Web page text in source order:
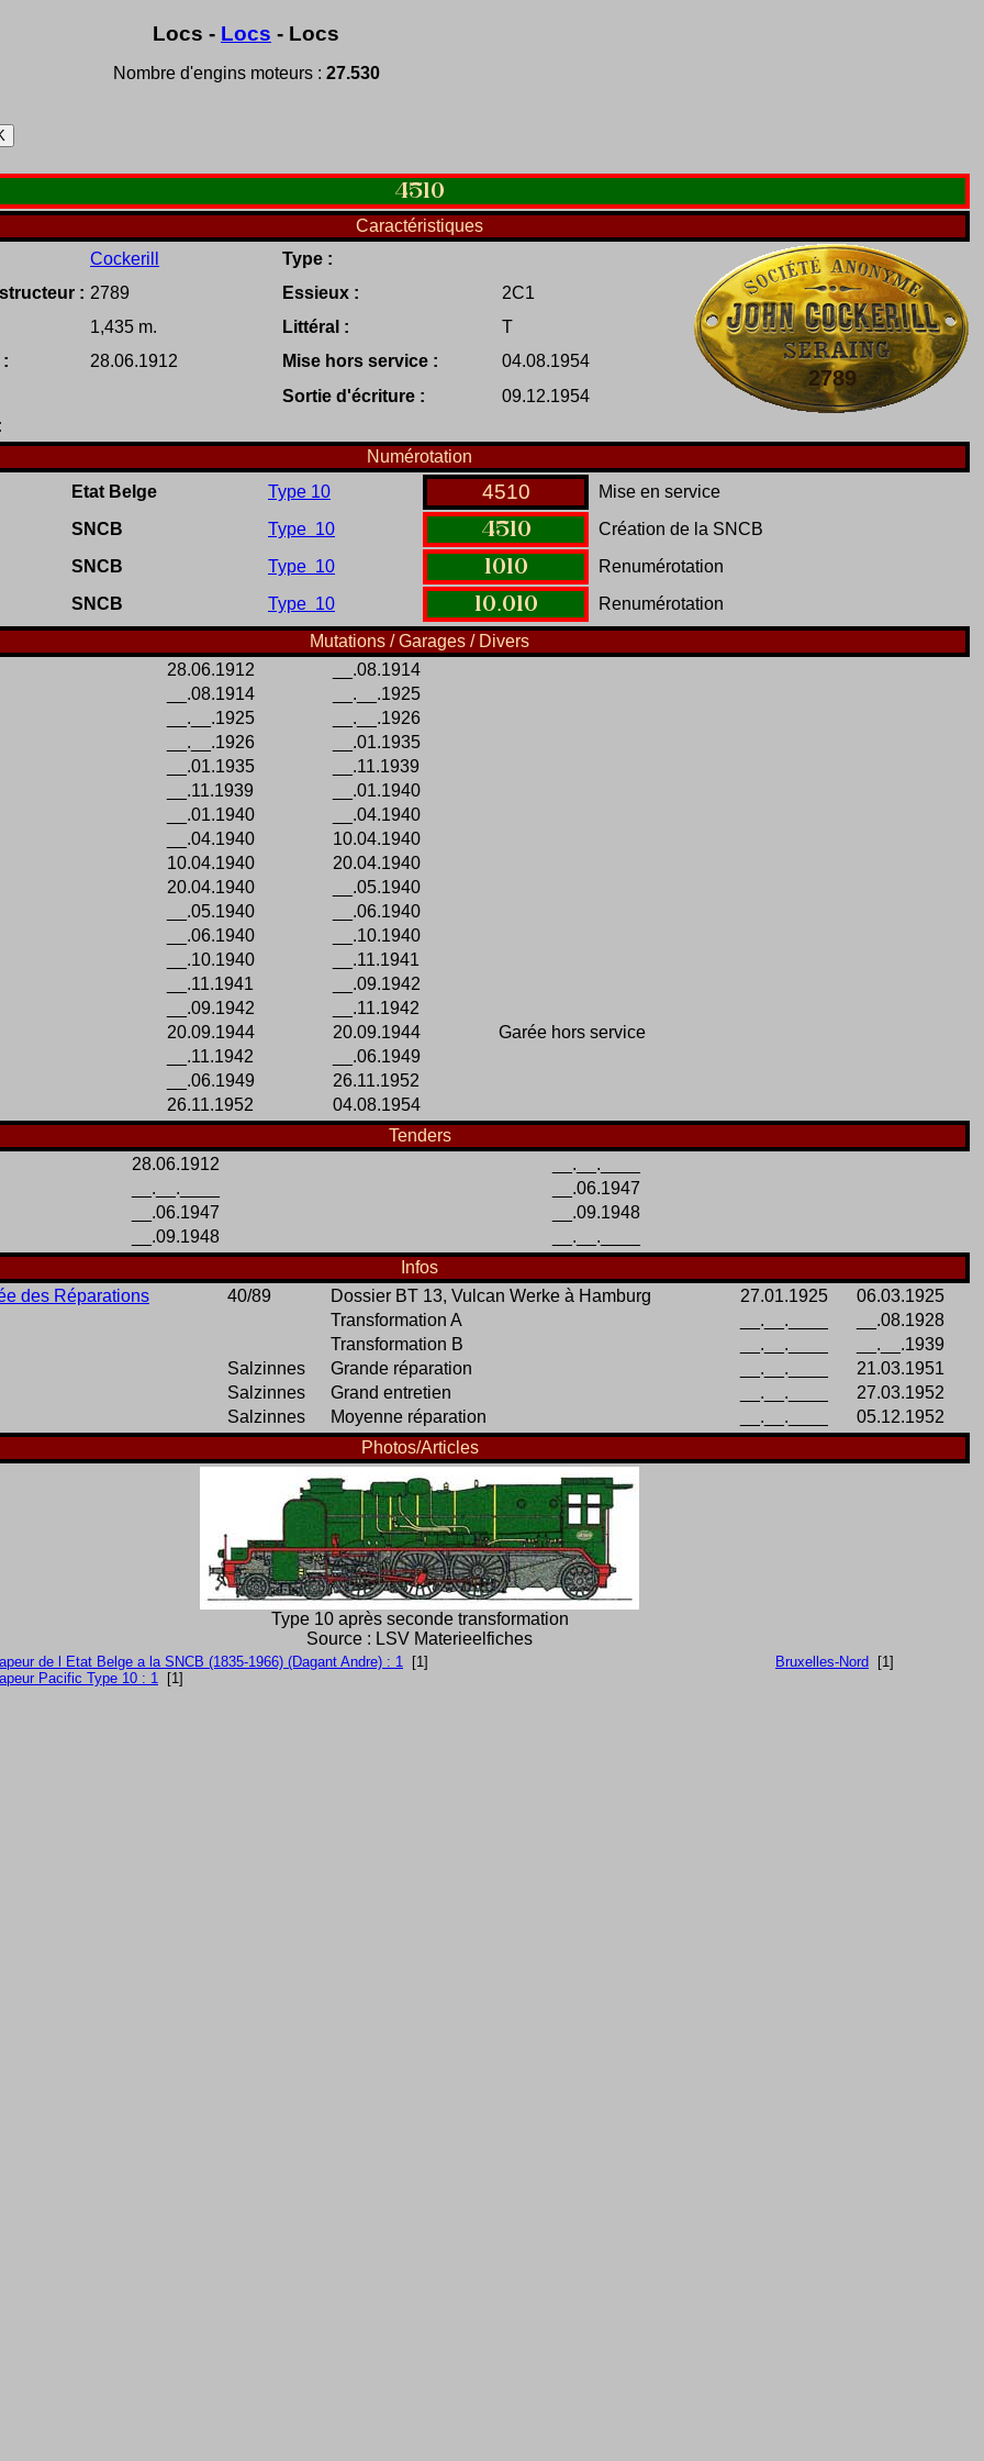
Locs - Locs - Locs
Nombre d'engins moteurs : 27.530
4510
Caractéristiques
Cockerill Type :
2789
: 2789 Essieux :
2C1
1,435 m. Littéral :
T
28.06.1912 Mise hors service :
04.08.1954
Sortie d'écriture :
09.12.1954
Numérotation
Etat Belge Type 10 4510
Mise en service
SNCB Type 10 4510
Création de la SNCB
SNCB Type 10 1010
Renumérotation
SNCB Type 10 10.010
Renumérotation
Mutations / Garages / Divers
28.06.1912
__.08.1914
__.08.1914
__.__.1925
__.__.1925
__.__.1926
__.__.1926
__.01.1935
__.01.1935
__.11.1939
__.11.1939
__.01.1940
__.01.1940
__.04.1940
__.04.1940
10.04.1940
10.04.1940
20.04.1940
20.04.1940
__.05.1940
__.05.1940
__.06.1940
__.06.1940
__.10.1940
__.10.1940
__.11.1941
__.11.1941
__.09.1942
__.09.1942
__.11.1942
20.09.1944 20.09.1944
Garée hors service
__.11.1942
__.06.1949
__.06.1949
26.11.1952
26.11.1952
04.08.1954
Tenders
28.06.1912
__.__.____
__.__.____
__.06.1947
__.06.1947
__.09.1948
__.09.1948
__.__.____
Infos
des Réparations
40/89 Dossier BT 13, Vulcan Werke à Hamburg 27.01.1925
06.03.1925
Transformation A __.__.____
__.08.1928
Transformation B __.__.____
__.__.1939
Salzinnes Grande réparation __.__.____
21.03.1951
Salzinnes Grand entretien __.__.____
27.03.1952
Salzinnes Moyenne réparation __.__.____
05.12.1952
Photos/Articles
Type 10 après seconde transformation
Source : LSV Materieelfiches
de l Etat Belge a la SNCB (1835-1966) (Dagant Andre) : 1 [1]
Pacific Type 10 : 1 [1]
Bruxelles-Nord [1]